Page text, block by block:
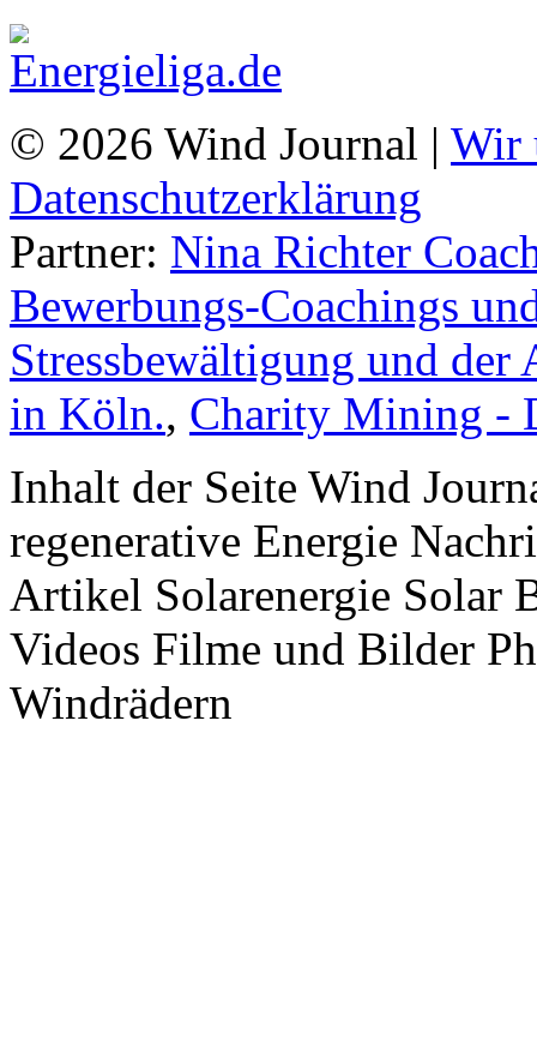
© 2026 Wind Journal | Wir
Datenschutzerklärung
Partner: Nina Richter
Bewerbungs-Coachings
Stressbewältigung und
in Köln., Charity Mining -
Inhalt der Seite Wind
regenerative Energie
Artikel Solarenergie Solar
Videos Filme und Bilder
Windrädern